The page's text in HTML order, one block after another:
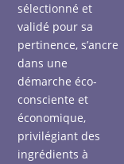
sélectionné et
validé pour sa
pertinence, s’ancre
dans une
démarche éco-
consciente et
économique,
privilégiant des
ingrédients à